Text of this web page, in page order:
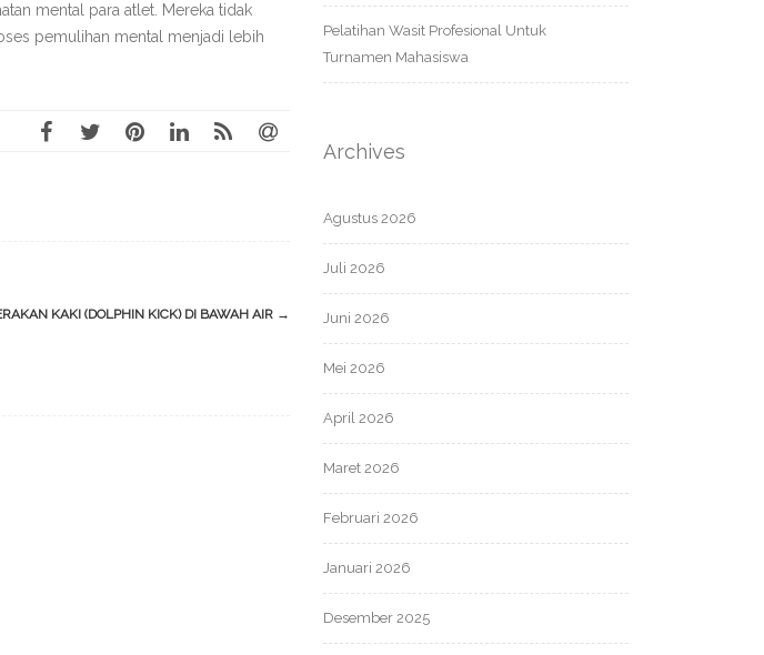
mental para atlet. Mereka tidak
pemulihan mental menjadi lebih
KAKI (DOLPHIN KICK) DI BAWAH AIR →
Pelatihan Wasit Profesional Untuk
Turnamen Mahasiswa
Archives
Agustus 2026
Juli 2026
Juni 2026
Mei 2026
April 2026
Maret 2026
Februari 2026
Januari 2026
Desember 2025